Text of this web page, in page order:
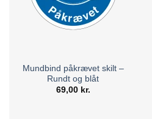
Mundbind påkrævet skilt –
Rundt og blåt
69,00 kr.